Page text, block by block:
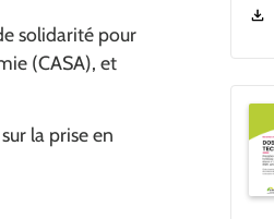
solidarité pour
(CASA), et
la prise en